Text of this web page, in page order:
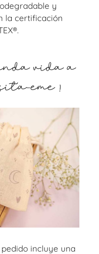
y
la certificación
vida a
eme !
pedido incluye una